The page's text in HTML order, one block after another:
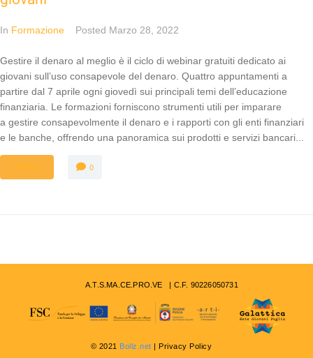
In Formazione Posted Marzo 28, 2022
Gestire il denaro al meglio è il ciclo di webinar gratuiti dedicato ai
giovani sull’uso consapevole del denaro. Quattro appuntamenti a
partire dal 7 aprile ogni giovedì sui principali temi dell’educazione
finanziaria. Le formazioni forniscono strumenti utili per imparare
a gestire consapevolmente il denaro e i rapporti con gli enti finanziari
e le banche, offrendo una panoramica sui prodotti e servizi bancari...
0
A.T.S.MA.CE.PRO.VE | C.F. 90226050731
© 2021 Bollz.net | Privacy Policy